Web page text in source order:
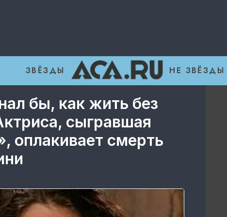
ЗВЁЗДЫ НЕ ЗВЁЗДЫ
бы, как жить без
сыгравшая
оплакивает смерть